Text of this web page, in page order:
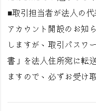
■取引担当者が法人の
アカウント開設のお知
しますが、取引パスワ
書」を法人住所宛に転
ますので、必ずお受け